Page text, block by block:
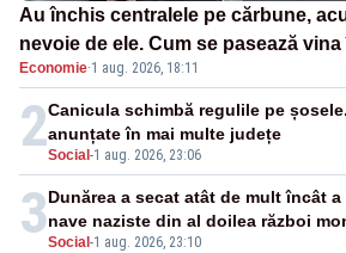
Au închis centralele pe cărbune,
nevoie de ele. Cum se pasează
energetică
Economie·1 aug. 2026, 18:11
2Social -1 aug. 2026, 23:06
Canicula schimbă regulile pe
anunțate în mai multe județe
3Social -1 aug. 2026, 23:10
Dunărea a secat atât de mult încât
nave naziste din al doilea război